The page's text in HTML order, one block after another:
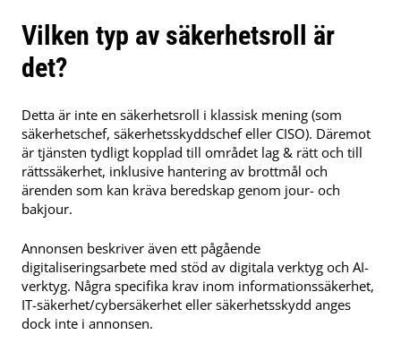
Vilken typ av säkerhetsroll är
det?
Detta är inte en säkerhetsroll i klassisk mening (som
säkerhetschef, säkerhetsskyddschef eller CISO). Däremot
är tjänsten tydligt kopplad till området lag & rätt och till
rättssäkerhet, inklusive hantering av brottmål och
ärenden som kan kräva beredskap genom jour- och
bakjour.
Annonsen beskriver även ett pågående
digitaliseringsarbete med stöd av digitala verktyg och AI-
verktyg. Några specifika krav inom informationssäkerhet,
IT-säkerhet/cybersäkerhet eller säkerhetsskydd anges
dock inte i annonsen.